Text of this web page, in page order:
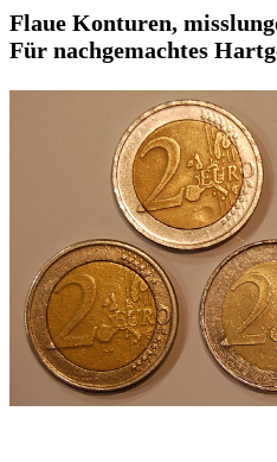
Flaue Konturen,
Für nachgemachtes